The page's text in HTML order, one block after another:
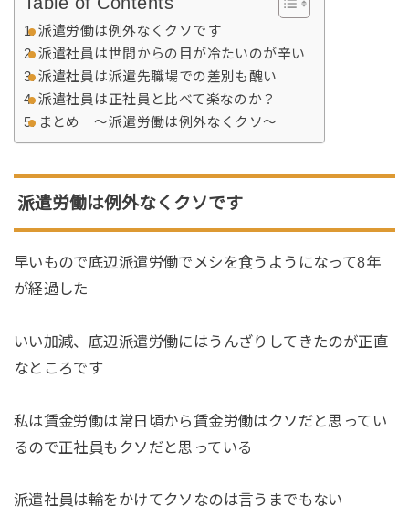
派遣労働は例外なくクソです
派遣社員は世間からの目が冷たいのが辛い
派遣社員は派遣先職場での差別も醜い
派遣社員は正社員と比べて楽なのか？
まとめ 〜派遣労働は例外なくクソ〜
派遣労働は例外なくクソです
早いもので底辺派遣労働でメシを食うようになって8年
が経過した
いい加減、底辺派遣労働にはうんざりしてきたのが正直
なところです
私は賃金労働は常日頃から賃金労働はクソだと思ってい
るので正社員もクソだと思っている
派遣社員は輪をかけてクソなのは言うまでもない